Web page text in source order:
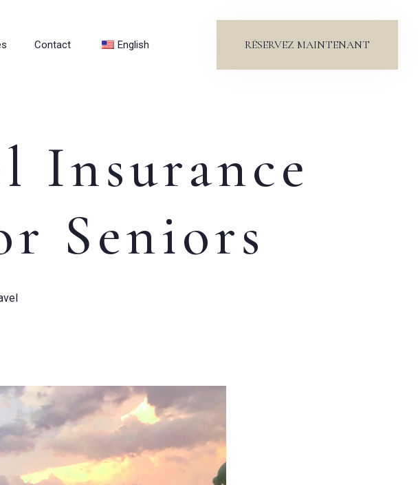
Contact English RÉSERVEZ MAINTENANT
Insurance
Seniors